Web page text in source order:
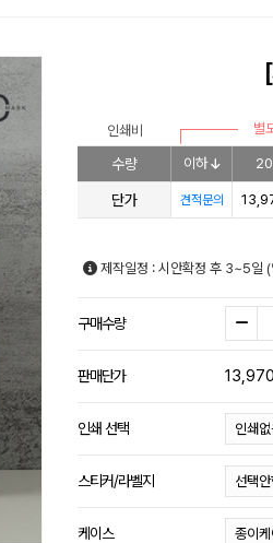
넥쿨러
타포린가방
인쇄비 별
수량 이하 20
단가 견적문의
제작일정 : 시안확정 후 3~5일
구매수량
판매단가 13,970
인쇄 선택
스티커/라벨지
케이스